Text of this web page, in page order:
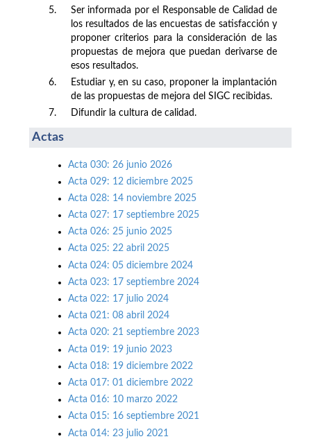
5.
Ser informada por el Responsable de Calidad de
los resultados de las encuestas de satisfacción y
proponer criterios para la consideración de las
propuestas de mejora que puedan derivarse de
esos resultados.
6.
Estudiar y, en su caso, proponer la implantación
de las propuestas de mejora del SIGC recibidas.
7.
Difundir la cultura de calidad.
Actas
Acta 030: 26 junio 2026
Acta 029: 12 diciembre 2025
Acta 028: 14 noviembre 2025
Acta 027: 17 septiembre 2025
Acta 026: 25 junio 2025
Acta 025: 22 abril 2025
Acta 024: 05 diciembre 2024
Acta 023: 17 septiembre 2024
Acta 022: 17 julio 2024
Acta 021: 08 abril 2024
Acta 020: 21 septiembre 2023
Acta 019: 19 junio 2023
Acta 018: 19 diciembre 2022
Acta 017: 01 diciembre 2022
Acta 016: 10 marzo 2022
Acta 015: 16 septiembre 2021
Acta 014: 23 julio 2021